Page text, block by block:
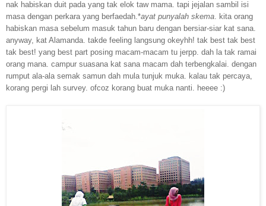
nak habiskan duit pada yang tak elok taw mama. tapi jejalan sambil isi
masa dengan perkara yang berfaedah.*ayat punyalah skema . kita orang
habiskan masa sebelum masuk tahun baru dengan bersiar-siar kat sana.
anyway, kat Alamanda. takde feeling langsung okeyhh! tak best tak best
tak best! yang best part posing macam-macam tu jerpp. dah la tak ramai
orang mana. campur suasana kat sana macam dah terbengkalai. dengan
rumput ala-ala semak samun dah mula tunjuk muka. kalau tak percaya,
korang pergi lah survey. ofcoz korang buat muka nanti. heeee :)